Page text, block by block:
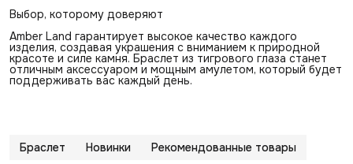
Выбор, которому доверяют
Amber Land гарантирует высокое качество каждого
изделия, создавая украшения с вниманием к природной
красоте и силе камня. Браслет из тигрового глаза станет
отличным аксессуаром и мощным амулетом, который будет
поддерживать вас каждый день.
Браслет Новинки Рекомендованные товары